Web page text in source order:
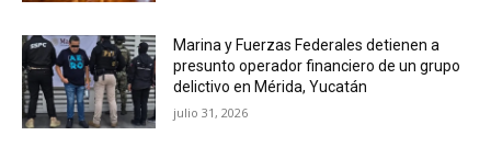
Marina y Fuerzas Federales detienen a
presunto operador financiero de un grupo
delictivo en Mérida, Yucatán
julio 31, 2026